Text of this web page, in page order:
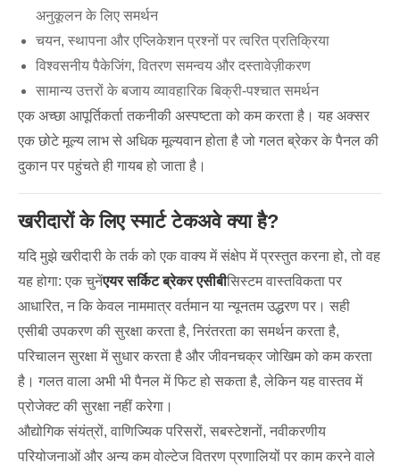
अनुकूलन के लिए समर्थन
चयन, स्थापना और एप्लिकेशन प्रश्नों पर त्वरित प्रतिक्रिया
विश्वसनीय पैकेजिंग, वितरण समन्वय और दस्तावेज़ीकरण
सामान्य उत्तरों के बजाय व्यावहारिक बिक्री-पश्चात समर्थन
एक अच्छा आपूर्तिकर्ता तकनीकी अस्पष्टता को कम करता है। यह अक्सर
एक छोटे मूल्य लाभ से अधिक मूल्यवान होता है जो गलत ब्रेकर के पैनल की
दुकान पर पहुंचते ही गायब हो जाता है।
खरीदारों के लिए स्मार्ट टेकअवे क्या है?
यदि मुझे खरीदारी के तर्क को एक वाक्य में संक्षेप में प्रस्तुत करना हो, तो वह
यह होगा: एक चुनेंएयर सर्किट ब्रेकर एसीबीसिस्टम वास्तविकता पर
आधारित, न कि केवल नाममात्र वर्तमान या न्यूनतम उद्धरण पर। सही
एसीबी उपकरण की सुरक्षा करता है, निरंतरता का समर्थन करता है,
परिचालन सुरक्षा में सुधार करता है और जीवनचक्र जोखिम को कम करता
है। गलत वाला अभी भी पैनल में फिट हो सकता है, लेकिन यह वास्तव में
प्रोजेक्ट की सुरक्षा नहीं करेगा।
औद्योगिक संयंत्रों, वाणिज्यिक परिसरों, सबस्टेशनों, नवीकरणीय
परियोजनाओं और अन्य कम वोल्टेज वितरण प्रणालियों पर काम करने वाले